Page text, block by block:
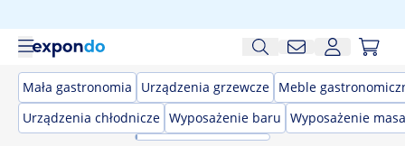
Mała gastronomia Urządzenia grzewcze Meble
Urządzenia chłodnicze Wyposażenie baru Wyposażenie